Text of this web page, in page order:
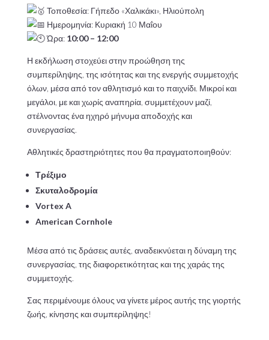
Τοποθεσία: Γήπεδο «Χαλικάκι», Ηλιούπολη
Ημερομηνία: Κυριακή 10 Μαΐου
Ώρα: 10:00 – 12:00
Η εκδήλωση στοχεύει στην προώθηση της
συμπερίληψης, της ισότητας και της ενεργής συμμετοχής
όλων, μέσα από τον αθλητισμό και το παιχνίδι. Μικροί και
μεγάλοι, με και χωρίς αναπηρία, συμμετέχουν μαζί,
στέλνοντας ένα ηχηρό μήνυμα αποδοχής και
συνεργασίας.
Αθλητικές δραστηριότητες που θα πραγματοποιηθούν:
Τρέξιμο
Σκυταλοδρομία
Vortex A
American Cornhole
Μέσα από τις δράσεις αυτές, αναδεικνύεται η δύναμη της
συνεργασίας, της διαφορετικότητας και της χαράς της
συμμετοχής.
Σας περιμένουμε όλους να γίνετε μέρος αυτής της γιορτής
ζωής, κίνησης και συμπερίληψης!